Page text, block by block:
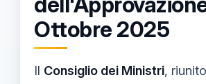
Ottobre 2025
Il Consiglio dei Ministri,